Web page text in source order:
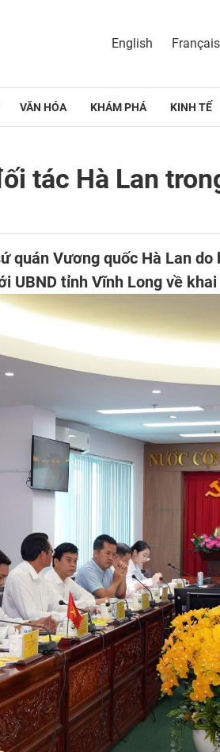
English Français
VĂN HÓA KHÁM PHÁ KINH TẾ
tác Hà Lan
quán Vương quốc Hà Lan
UBND tỉnh Vĩnh Long về